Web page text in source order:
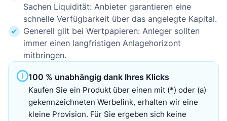
Sachen Liquidität: Anbieter garantieren eine
schnelle Verfügbarkeit über das angelegte Kapital.
Generell gilt bei Wertpapieren: Anleger sollten
immer einen langfristigen Anlagehorizont
mitbringen.
100 % unabhängig dank Ihres Klicks
Kaufen Sie ein Produkt über einen mit (*) oder (a)
gekennzeichneten Werbelink, erhalten wir eine
kleine Provision. Für Sie ergeben sich keine